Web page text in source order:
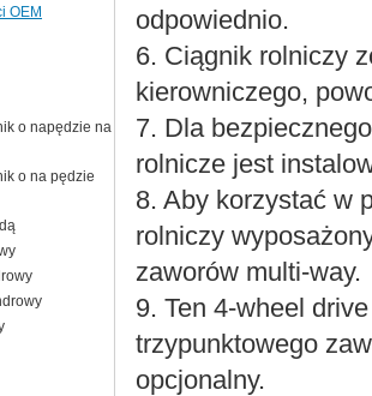
odpowiednio.
6. Ciągnik rolniczy
kierowniczego,
7. Dla
rolnicze jest
8. Aby korzystać w
rolniczy
zaworów multi-way.
9. Ten 4-wheel
trzypunktowego
opcjonalny.
OEM
o napędzie na
o na pędzie